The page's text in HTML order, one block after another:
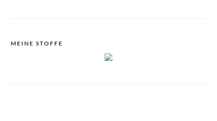
MEINE STOFFE